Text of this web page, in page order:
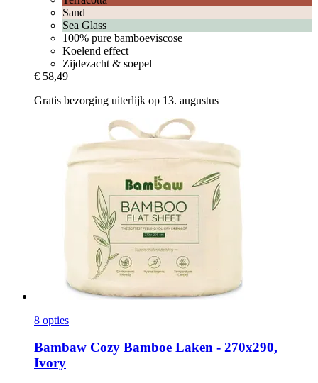
Sand
Sea Glass
100% pure bamboeviscose
Koelend effect
Zijdezacht & soepel
€ 58,49
Gratis bezorging uiterlijk op 13. augustus
8 opties
Bambaw Cozy Bamboe Laken -​ 270x290,
Ivory